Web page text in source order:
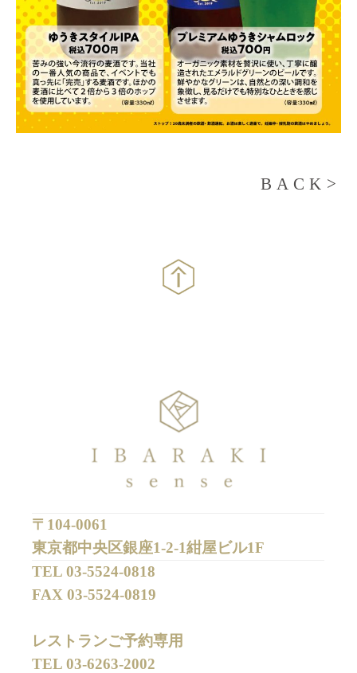
BACK>
〒104-0061
東京都中央区銀座1-2-1紺屋ビル1F
TEL 03-5524-0818
FAX 03-5524-0819
レストランご予約専用
TEL 03-6263-2002